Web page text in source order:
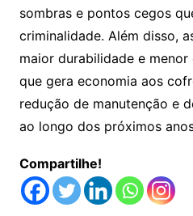
sombras e pontos cegos
criminalidade. Além disso,
maior durabilidade e
que gera economia aos
redução de manutenção e
ao longo dos próximos
Compartilhe!